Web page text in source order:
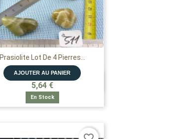
Prasiolite Lot De 4 Pierres...
AJOUTER AU PANIER
5,64 €
En Stock
APERÇU RAPIDE